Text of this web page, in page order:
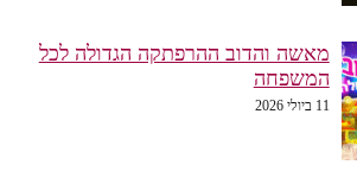
מאשה והדוב ההרפתקה הגדולה לכל
המשפחה
11 ביולי 2026